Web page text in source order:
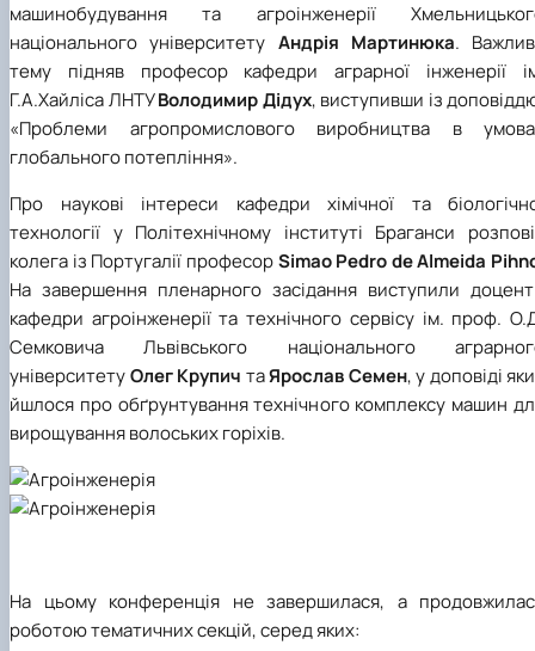
машинобудування та агроінженерії
національного університету Андрія Мартинюка.
тему підняв професор кафедри аграрної інженерії
Г.А.Хайліса ЛНТУВолодимир Дідух, виступивши із
«Проблеми агропромислового виробництва в
глобального потепління».
Про наукові інтереси кафедри хімічної та
технології у Політехнічному інституті Браганси
колега із Португалії професорSimao Pedro de Almeida
На завершення пленарного засідання виступили
кафедри агроінженерії та технічного сервісу ім. проф.
Семковича Львівського національного
університетуОлег Крупич таЯрослав Семен, у доповіді
йшлося про обґрунтування технічного комплексу машин
вирощування волоських горіхів.
На цьому конференція не завершилася, а
роботою тематичних секцій, серед яких: